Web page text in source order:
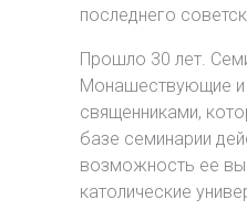
последнего
Прошло 30 лет.
Монашествующие и
священниками,
базе семинарии
возможность ее
католические